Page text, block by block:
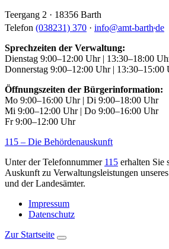
Teergang 2 · 18356 Barth
Telefon (038231) 370 · info@amt-barth de
Sprechzeiten der Verwaltung:
Dienstag 9:00–12:00 Uhr | 13:30–18:00
Donnerstag 9:00–12:00 Uhr | 13:30–15:00
Öffnungszeiten der Bürgerinformation:
Mo 9:00–16:00 Uhr | Di 9:00–18:00 Uhr
Mi 9:00–12:00 Uhr | Do 9:00–16:00 Uhr
Fr 9:00–12:00 Uhr
115 – Die Behördenauskunft
Unter der Telefonnummer 115 erhalten Sie
Auskunft zu Verwaltungsleistungen
und der Landesämter.
Impressum
Datenschutz
Zur Startseite